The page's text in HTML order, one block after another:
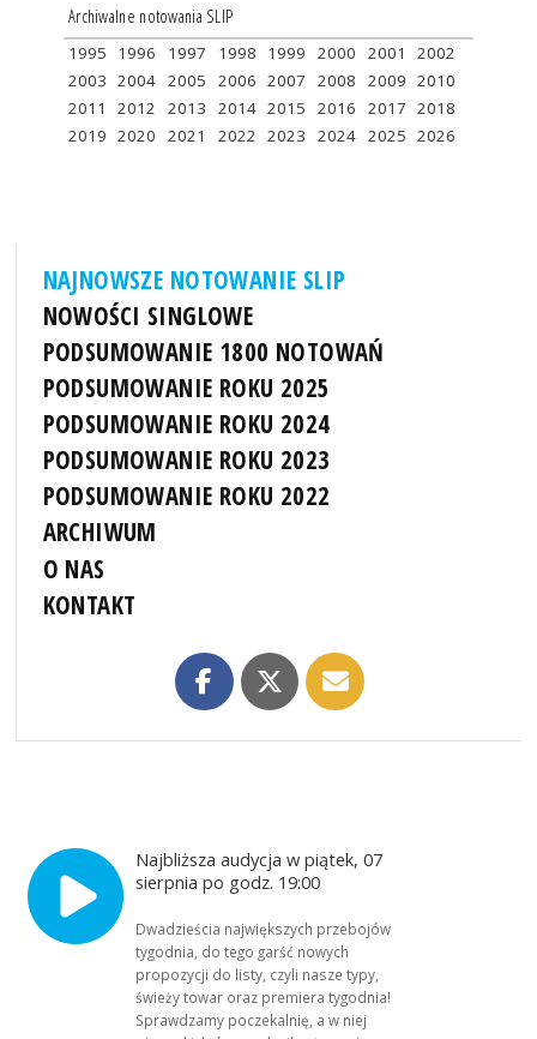
Archiwalne notowania SLIP
1995 1996 1997 1998 1999 2000 2001
2002
2003 2004 2005 2006 2007 2008 2009 2010
2011
2012 2013 2014 2015 2016 2017 2018
2019 2020 2021 2022 2023 2024 2025 2026
NAJNOWSZE NOTOWANIE SLIP
NOWOŚCI SINGLOWE
PODSUMOWANIE 1800 NOTOWAŃ
PODSUMOWANIE ROKU 2025
PODSUMOWANIE ROKU 2024
PODSUMOWANIE ROKU 2023
PODSUMOWANIE ROKU 2022
ARCHIWUM
O NAS
KONTAKT
Najbliższa audycja w piątek, 07
sierpnia po godz. 19:00
Dwadzieścia największych przebojów
tygodnia, do tego garść nowych
propozycji do listy, czyli nasze typy,
świeży towar oraz premiera tygodnia!
Sprawdzamy poczekalnię, a w niej